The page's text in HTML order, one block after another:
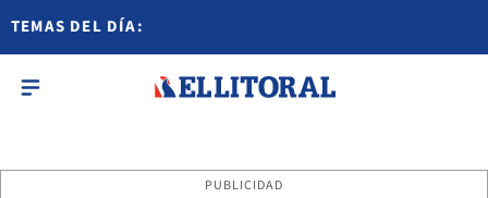
TEMAS DEL DÍA:
PUBLICIDAD